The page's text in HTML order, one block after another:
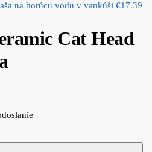
na horúcu vodu v vankúši €17.39
Cat Head